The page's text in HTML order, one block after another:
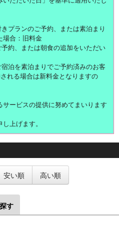
プランのご予約、または素泊まり
場合：旧料金
約、または朝食の追加をいただい
泊を素泊まりでご予約済みのお客
れる場合は新料金となりますの
ービスの提供に努めてまいります
上げます。
安い順 高い順
す